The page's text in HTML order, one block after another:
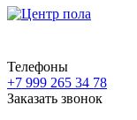
Телефоны
+7 999 265 34 78
Заказать звонок